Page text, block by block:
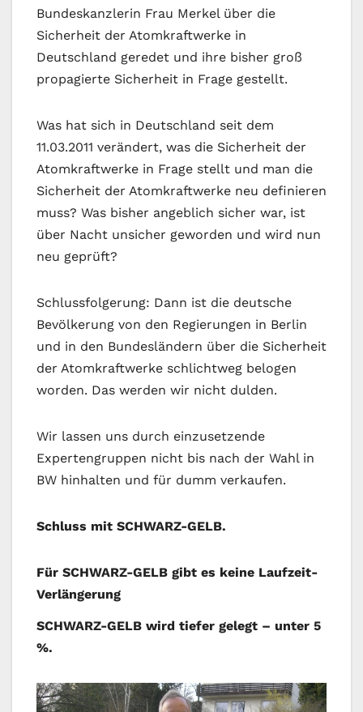
Bundeskanzlerin Frau Merkel über die
Sicherheit der Atomkraftwerke in
Deutschland geredet und ihre bisher groß
propagierte Sicherheit in Frage gestellt.
Was hat sich in Deutschland seit dem
11.03.2011 verändert, was die Sicherheit der
Atomkraftwerke in Frage stellt und man die
Sicherheit der Atomkraftwerke neu definieren
muss? Was bisher angeblich sicher war, ist
über Nacht unsicher geworden und wird nun
neu geprüft?
Schlussfolgerung: Dann ist die deutsche
Bevölkerung von den Regierungen in Berlin
und in den Bundesländern über die Sicherheit
der Atomkraftwerke schlichtweg belogen
worden. Das werden wir nicht dulden.
Wir lassen uns durch einzusetzende
Expertengruppen nicht bis nach der Wahl in
BW hinhalten und für dumm verkaufen.
Schluss mit SCHWARZ-GELB.
Für SCHWARZ-GELB gibt es keine Laufzeit-
Verlängerung
SCHWARZ-GELB wird tiefer gelegt – unter 5
%.